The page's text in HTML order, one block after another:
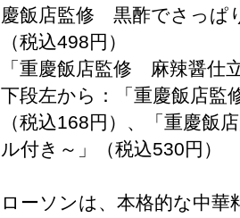
慶飯店監修 黒酢でさっぱ
（税込498円）
「重慶飯店監修 麻辣醤仕
下段左から：「重慶飯店
（税込168円）、「重慶
ル付き～」（税込530円）
ローソンは、本格的な中